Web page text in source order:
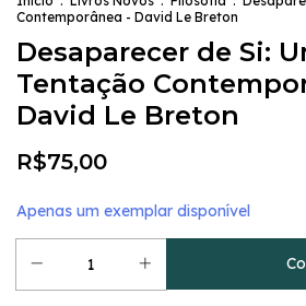
Contemporânea - David Le Breton
Desaparecer de Si:
Tentação
David Le Breton
R$75,00
Apenas um exemplar disponível